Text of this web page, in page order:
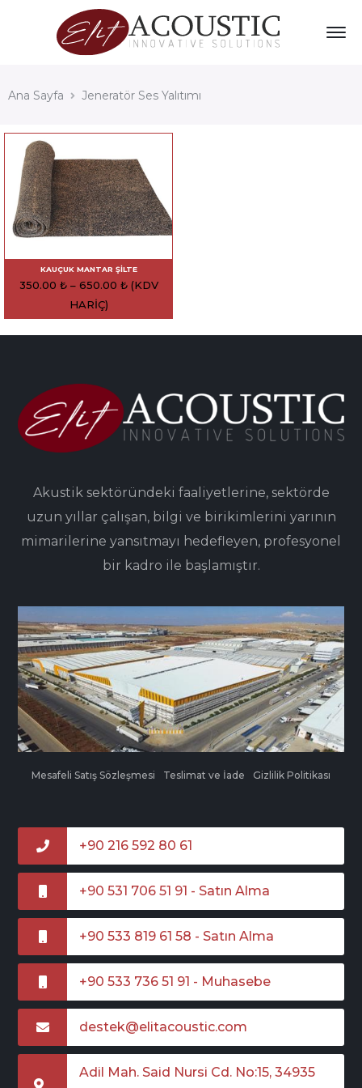
Ana Sayfa Jeneratör Ses Yalıtımı
KAUÇUK MANTAR ŞILTE
350.00 ₺– 650.00 ₺ (KDV
HARIÇ)
Akustik sektöründeki faaliyetlerine, sektörde
uzun yıllar çalışan, bilgi ve birikimlerini yarının
mimarilerine yansıtmayı hedefleyen, profesyonel
bir kadro ile başlamıştır.
Mesafeli Satış Sözleşmesi Teslimat ve İade Gizlilik Politikası
+90 216 592 80 61
+90 531 706 51 91 - Satın Alma
+90 533 819 61 58 - Satın Alma
+90 533 736 51 91 - Muhasebe
destek@elitacoustic.com
Adil Mah. Said Nursi Cd. No:15, 34935